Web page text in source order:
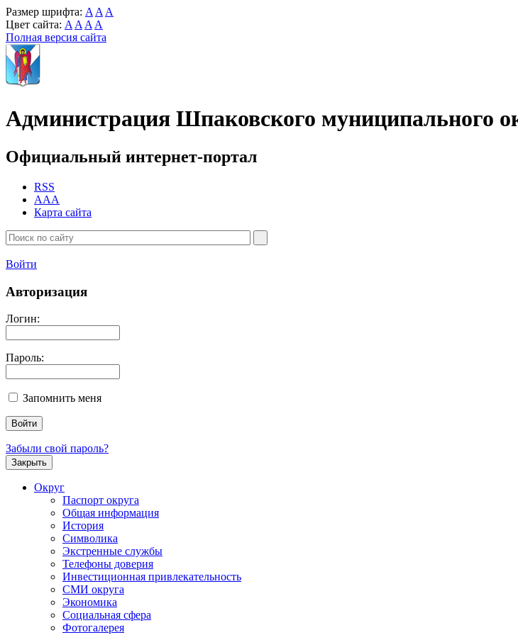
Размер шрифта: A A A
Цвет сайта: A A A A
Полная версия сайта
Администрация Шпаковского муниципального
Официальный интернет-портал
RSS
AAA
Карта сайта
Войти
Авторизация
Логин:
Пароль:
Запомнить меня
Забыли свой пароль?
Закрыть
Округ
Паспорт округа
Общая информация
История
Символика
Экстренные службы
Телефоны доверия
Инвестиционная привлекательность
СМИ округа
Экономика
Социальная сфера
Фотогалерея